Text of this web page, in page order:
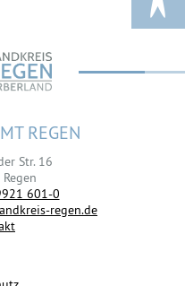
REGEN
Str. 16
601-0
regen.de